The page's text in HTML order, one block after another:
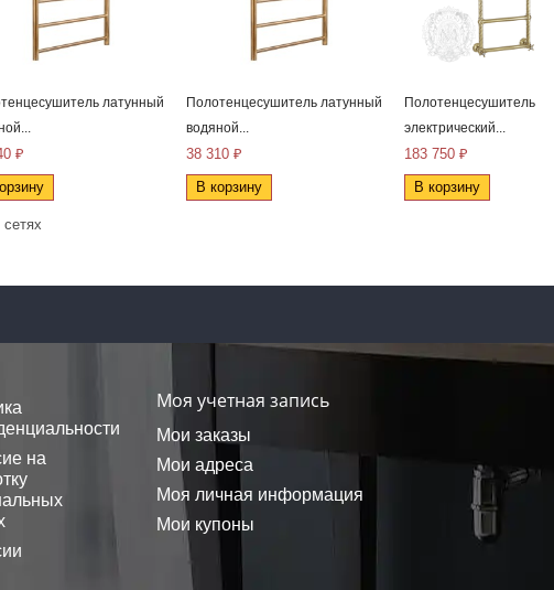
латунный
₽
Полотенцесушитель латунный
водяной...
38 310 ₽
В корзину
Полотенцесушитель
электрический...
183 750 ₽
В корзину
на
Моя учетная запись
Мои заказы
Мои адреса
Моя личная информация
Мои купоны